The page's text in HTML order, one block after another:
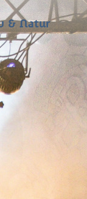
& Natur